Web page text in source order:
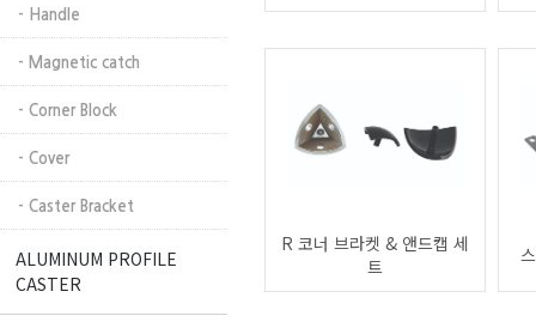
- Handle
- Magnetic catch
- Corner Block
- Cover
- Caster Bracket
ALUMINUM PROFILE
CASTER
R 코너 브라켓 & 앤드캡 세
트